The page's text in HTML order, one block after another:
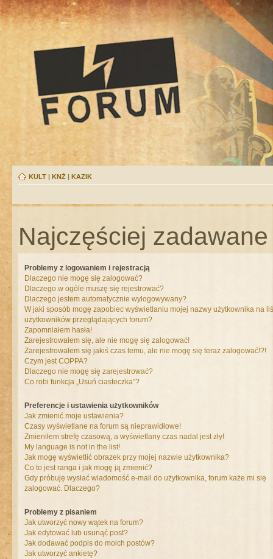
KULT | KNŻ | KAZIK
Najczęściej
Problemy z logowaniem i rejestracją
Dlaczego nie mogę się zalogować?
Dlaczego w ogóle muszę się rejestrować?
Dlaczego jestem automatycznie wylogowywany?
W jaki sposób mogę zapobiec wyświetlaniu mojej nazwy użytkownika na
użytkowników przeglądających forum?
Zapomniałem hasła!
Zarejestrowałem się, ale nie mogę się zalogować!
Zarejestrowałem się jakiś czas temu, ale nie mogę się teraz zalogować!?!
Czym jest COPPA?
Dlaczego nie mogę się zarejestrować?
Co robi funkcja „Usuń ciasteczka”?
Preferencje i ustawienia użytkowników
Jak zmienić moje ustawienia?
Czasy wyświetlane na forum są nieprawidłowe!
Zmieniłem strefę czasową, a wyświetlany czas nadal jest zły!
My language is not in the list!
Jak mogę wyświetlić obrazek przy mojej nazwie użytkownika?
Co to jest ranga i jak mogę ją zmienić?
Gdy próbuję wysłać wiadomość e-mail do użytkownika, forum każe mi się
zalogować. Dlaczego?
Problemy z pisaniem
Jak utworzyć nowy wątek na forum?
Jak edytować lub usunąć post?
Jak dodawać podpis do moich postów?
Jak utworzyć ankietę?